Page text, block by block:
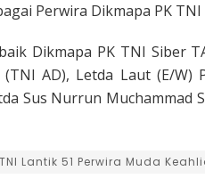
Perwira Dikmapa PK TNI
Dikmapa PK TNI Siber
(TNI AD), Letda Laut (E/W)
Sus Nurrun Muchammad
Lantik 51 Perwira Muda